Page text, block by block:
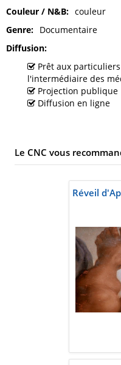
Couleur / N&B
couleur
Genre
Documentaire
Diffusion
Prêt aux
l'intermédiaire des
Projection publique
Diffusion en ligne
Le CNC vous
Réveil